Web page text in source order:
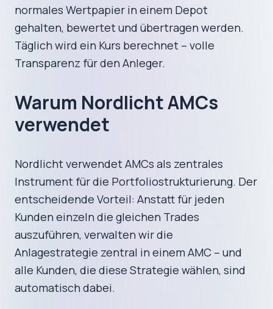
normales Wertpapier in einem Depot
gehalten, bewertet und übertragen werden.
Täglich wird ein Kurs berechnet – volle
Transparenz für den Anleger.
Warum Nordlicht AMCs
verwendet
Nordlicht verwendet AMCs als zentrales
Instrument für die Portfoliostrukturierung. Der
entscheidende Vorteil: Anstatt für jeden
Kunden einzeln die gleichen Trades
auszuführen, verwalten wir die
Anlagestrategie zentral in einem AMC – und
alle Kunden, die diese Strategie wählen, sind
automatisch dabei.